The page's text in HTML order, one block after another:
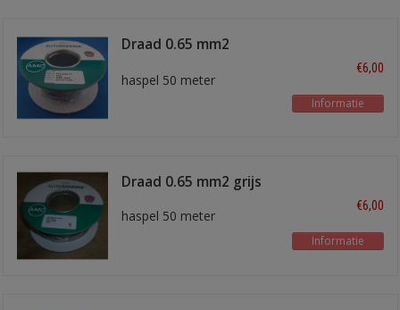
Draad 0.65 mm2
haspel 50 meter
€6,00
Informatie
Draad 0.65 mm2 grijs
haspel 50 meter
€6,00
Informatie